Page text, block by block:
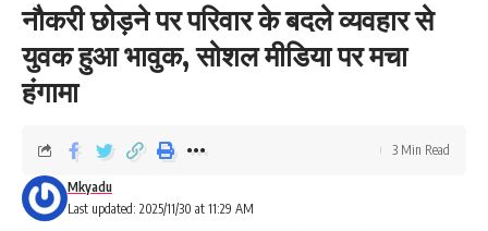
नौकरी छोड़ने पर परिवार के बदले व्यवहार से
युवक हुआ भावुक, सोशल मीडिया पर मचा
हंगामा
Last updated: 2025/11/30 at 11:29 AM
Mkyadu
3 Min Read